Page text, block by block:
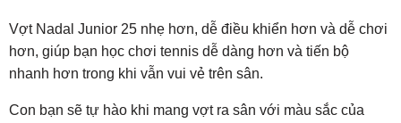
Vợt Nadal Junior 25 nhẹ hơn, dễ điều khiển hơn và dễ chơi
hơn, giúp bạn học chơi tennis dễ dàng hơn và tiến bộ
nhanh hơn trong khi vẫn vui vẻ trên sân.
Con bạn sẽ tự hào khi mang vợt ra sân với màu sắc của